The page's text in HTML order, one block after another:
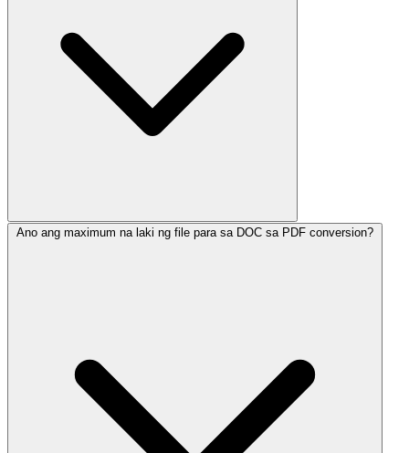
Ano ang maximum na laki ng file para sa DOC sa PDF conversion?